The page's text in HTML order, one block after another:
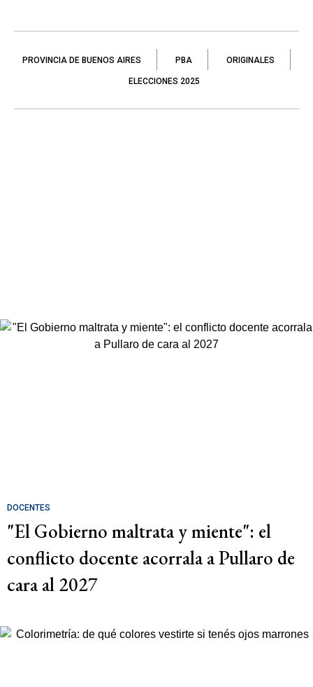
PROVINCIA DE BUENOS AIRES PBA ORIGINALES
ELECCIONES 2025
DOCENTES
"El Gobierno maltrata y miente": el
conflicto docente acorrala a Pullaro de
cara al 2027